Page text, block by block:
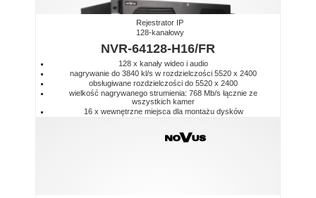
Rejestrator IP
128-kanałowy
NVR-64128-H16/FR
128 x kanały wideo i audio
nagrywanie do 3840 kl/s w rozdzielczości 5520 x 2400
obsługiwane rozdzielczości do 5520 x 2400
wielkość nagrywanego strumienia: 768 Mb/s łącznie ze
wszystkich kamer
16 x wewnętrzne miejsca dla montażu dysków